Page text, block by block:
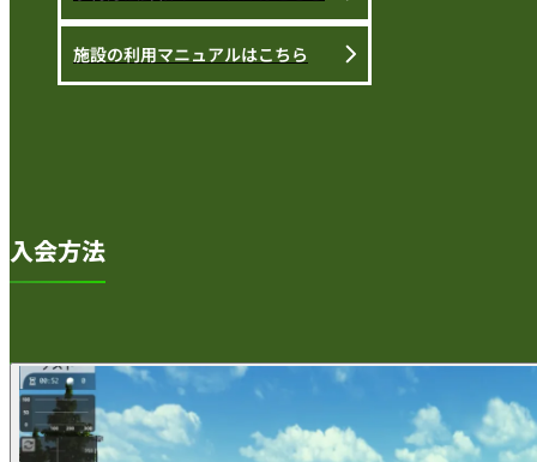
施設の利用マニュアルはこちら
入会方法